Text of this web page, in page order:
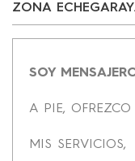
ZONA
SOY
A PIE, OFREZCO
MIS SERVICIOS,